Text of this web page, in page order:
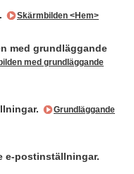
Skärmbilden <Hem>
med grundläggande
med grundläggande
Grundläggande
e-postinställningar.